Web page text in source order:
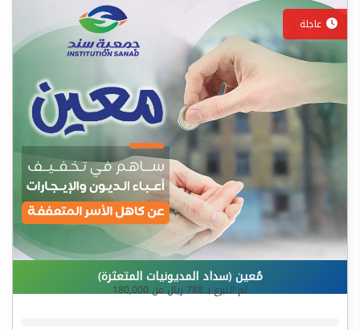
عاجلة
مُعين (سداد المديونيات المتعثرة)
تم التبرع بـ788ريال من180,000